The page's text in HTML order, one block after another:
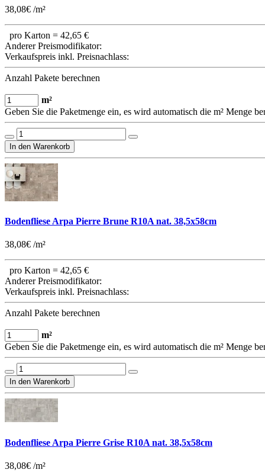
38,08€ /m²
pro Karton = 42,65 €
Anderer Preismodifikator:
Verkaufspreis inkl. Preisnachlass:
Anzahl Pakete berechnen
m²
Geben Sie die Paketmenge ein, es wird automatisch die m² Menge
Bodenfliese Arpa Pierre Brune R10A nat. 38,5x58cm
38,08€ /m²
pro Karton = 42,65 €
Anderer Preismodifikator:
Verkaufspreis inkl. Preisnachlass:
Anzahl Pakete berechnen
m²
Geben Sie die Paketmenge ein, es wird automatisch die m² Menge
Bodenfliese Arpa Pierre Grise R10A nat. 38,5x58cm
38,08€ /m²